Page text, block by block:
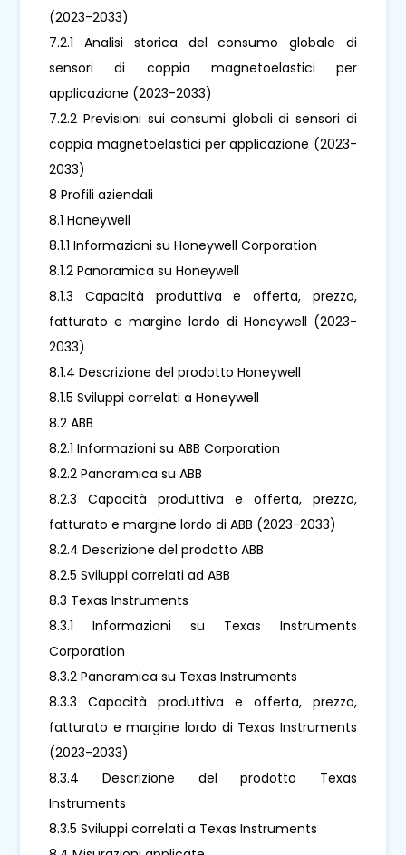
(2023-2033)
7.2.1 Analisi storica del consumo globale di
sensori di coppia magnetoelastici per
applicazione (2023-2033)
7.2.2 Previsioni sui consumi globali di sensori di
coppia magnetoelastici per applicazione (2023-
2033)
8 Profili aziendali
8.1 Honeywell
8.1.1 Informazioni su Honeywell Corporation
8.1.2 Panoramica su Honeywell
8.1.3 Capacità produttiva e offerta, prezzo,
fatturato e margine lordo di Honeywell (2023-
2033)
8.1.4 Descrizione del prodotto Honeywell
8.1.5 Sviluppi correlati a Honeywell
8.2 ABB
8.2.1 Informazioni su ABB Corporation
8.2.2 Panoramica su ABB
8.2.3 Capacità produttiva e offerta, prezzo,
fatturato e margine lordo di ABB (2023-2033)
8.2.4 Descrizione del prodotto ABB
8.2.5 Sviluppi correlati ad ABB
8.3 Texas Instruments
8.3.1 Informazioni su Texas Instruments
Corporation
8.3.2 Panoramica su Texas Instruments
8.3.3 Capacità produttiva e offerta, prezzo,
fatturato e margine lordo di Texas Instruments
(2023-2033)
8.3.4 Descrizione del prodotto Texas
Instruments
8.3.5 Sviluppi correlati a Texas Instruments